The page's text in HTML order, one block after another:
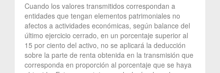
Cuando los valores transmitidos correspondan a
entidades que tengan elementos patrimoniales no
afectos a actividades económicas, según balance del
último ejercicio cerrado, en un porcentaje superior al
15 por ciento del activo, no se aplicará la deducción
sobre la parte de renta obtenida en la transmisión que
corresponda en proporción al porcentaje que se haya